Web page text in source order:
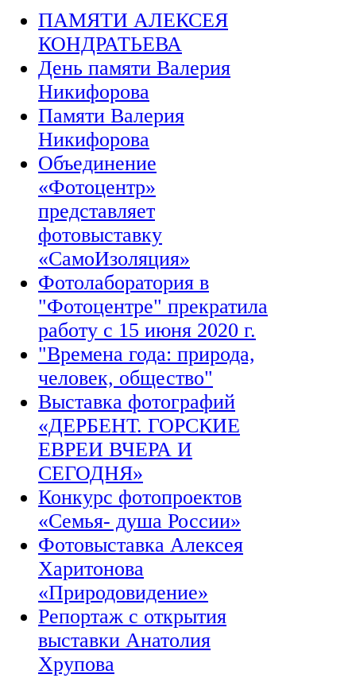
ПАМЯТИ АЛЕКСЕЯ
КОНДРАТЬЕВА
День памяти Валерия
Никифорова
Памяти Валерия
Никифорова
Объединение
«Фотоцентр»
представляет
фотовыставку
«СамоИзоляция»
Фотолаборатория в
"Фотоцентре" прекратила
работу с 15 июня 2020 г.
"Времена года: природа,
человек, общество"
Выставка фотографий
«ДЕРБЕНТ. ГОРСКИЕ
ЕВРЕИ ВЧЕРА И
СЕГОДНЯ»
Конкурс фотопроектов
«Семья- душа России»
Фотовыставка Алексея
Харитонова
«Природовидение»
Репортаж с открытия
выставки Анатолия
Хрупова